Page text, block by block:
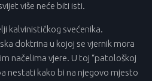
više neće biti isti.
kalvinističkog svećenika.
doktrina u kojoj se vjernik mora
načelima vjere. U toj “patološkoj
nestati kako bi na njegovo mjesto